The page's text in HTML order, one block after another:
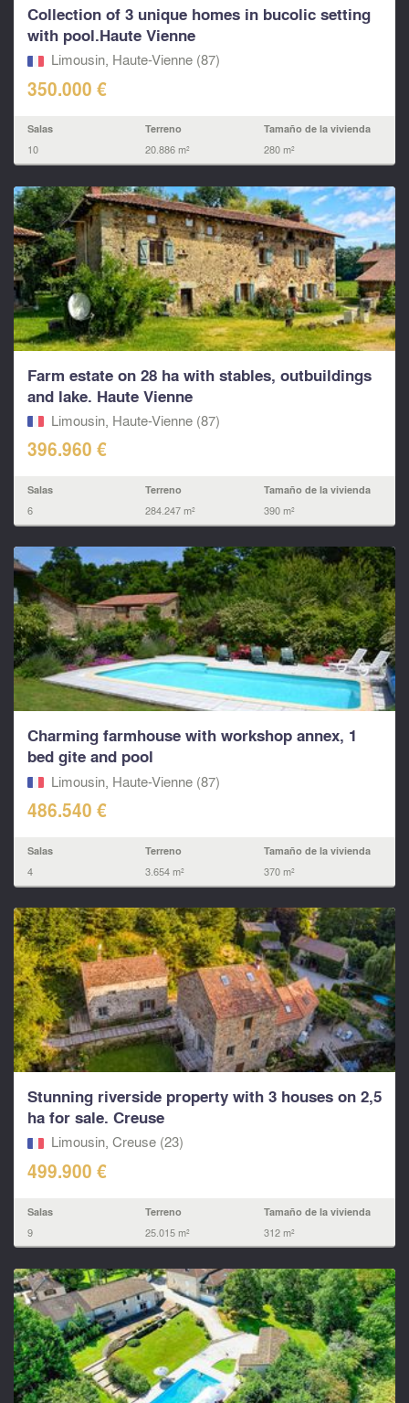
Collection of 3 unique homes in bucolic setting
with pool.Haute Vienne
Limousin, Haute-Vienne (87)
350.000 €
Salas
10
Terreno
20.886 m²
Tamaño de la vivienda
280 m²
Farm estate on 28 ha with stables, outbuildings
and lake. Haute Vienne
Limousin, Haute-Vienne (87)
396.960 €
Salas
6
Terreno
284.247 m²
Tamaño de la vivienda
390 m²
Charming farmhouse with workshop annex, 1
bed gite and pool
Limousin, Haute-Vienne (87)
486.540 €
Salas
4
Terreno
3.654 m²
Tamaño de la vivienda
370 m²
Stunning riverside property with 3 houses on 2,5
ha for sale. Creuse
Limousin, Creuse (23)
499.900 €
Salas
9
Terreno
25.015 m²
Tamaño de la vivienda
312 m²